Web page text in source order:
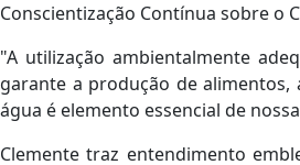
Conscientização Contínua sobre o
"A utilização ambientalmente
garante a produção de
água é elemento essencial de
Clemente traz entendimento